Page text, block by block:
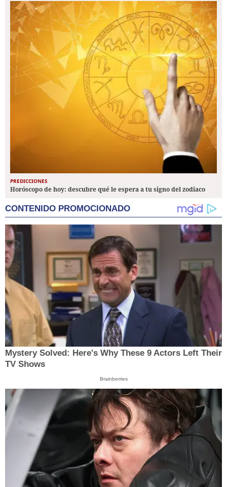
PREDICCIONES
Horóscopo de hoy: descubre qué le espera a tu signo del zodiaco
CONTENIDO PROMOCIONADO
Mystery Solved: Here's Why These 9 Actors Left Their
TV Shows
Brainberries